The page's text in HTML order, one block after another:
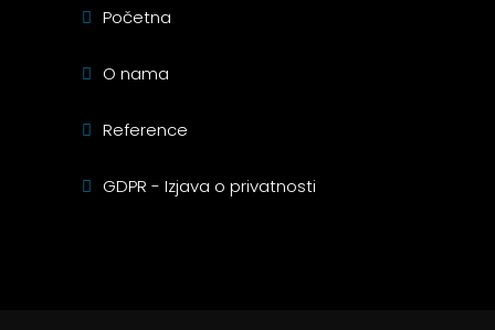
Početna
O nama
Reference
GDPR - Izjava o privatnosti